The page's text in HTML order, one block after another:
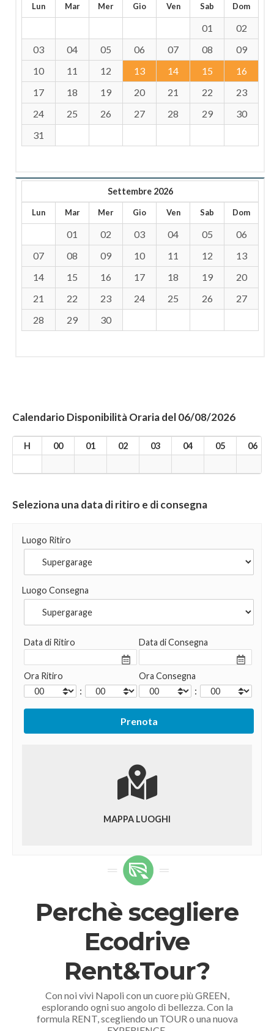
Lun Mar Mer Gio Ven Sab Dom
01
02
03
04 05 06 07 08
09
10
11 12 13 14 15
16
17
18 19 20 21 22
23
24
25 26 27 28 29
30
31
Settembre 2026
Lun Mar Mer Gio Ven Sab Dom
01 02 03 04 05
06
07
08 09 10 11 12
13
14
15 16 17 18 19
20
21
22 23 24 25 26
27
28
29 30
Calendario Disponibilità Oraria del 06/08/2026
H 00 01 02 03 04 05 06
Seleziona una data di ritiro e di consegna
Luogo Ritiro
Luogo Consegna
Data di Ritiro
Ora Ritiro
:
Data di Consegna
Ora Consegna
:
MAPPA LUOGHI
Perchè scegliere
Ecodrive
Rent&Tour?
Con noi vivi Napoli con un cuore più GREEN,
esplorando ogni suo angolo di bellezza. Con la
formula RENT, scegliendo un TOUR o una nuova